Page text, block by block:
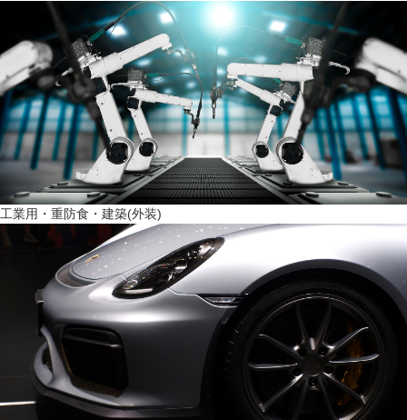
工業用・重防食・建築(外装)